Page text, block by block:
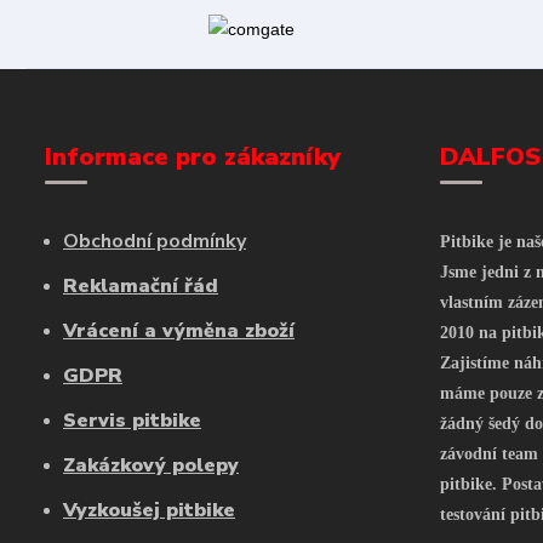
Informace pro zákazníky
Obchodní podmínky
Reklamační řád
Vrácení a výměna zboží
GDPR
Servis pitbike
Zakázkový polepy
Vyzkoušej pitbike
Pitbike je
Jsme jedni z
vlastním
2010 na
Zajistíme
máme pouze
žádný šedý
závodní
pitbike.
testování